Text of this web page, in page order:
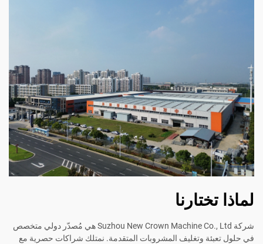
لماذا تختارنا
شركة Suzhou New Crown Machine Co., Ltd هي مُصدّر دولي متخصص
في حلول تعبئة وتغليف المشروبات المتقدمة. نمتلك شراكات حصرية مع